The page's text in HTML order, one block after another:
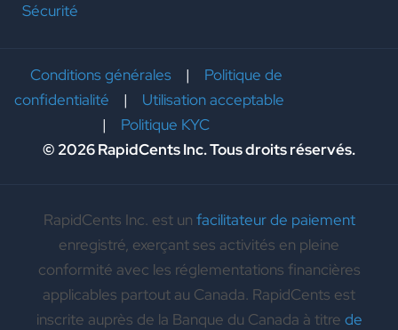
Sécurité
Conditions générales| Politique de
confidentialité | Utilisation acceptable
| Politique KYC
© 2026 RapidCents Inc. Tous droits réservés.
RapidCents Inc. est un facilitateur de paiement
enregistré, exerçant ses activités en pleine
conformité avec les réglementations financières
applicables partout au Canada. RapidCents est
inscrite auprès de la Banque du Canada à titre de